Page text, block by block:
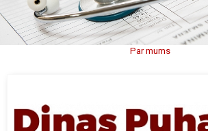
Par mums